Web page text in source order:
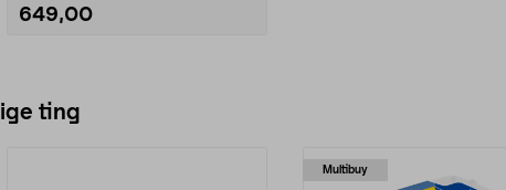
er enkel å bruke, selv med hansker
på.
649,00
ting
Multibuy